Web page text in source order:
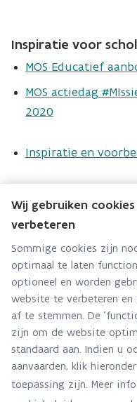
Bio-economie
SDG
Inspiratie voor
MOS Educatief
MOS actiedag
2020
Inspiratie en
Team Bio
Hebt u een vraag
Via contact
Alle
Adres
Stationsstraat 110
2800 Mechelen
Wij gebruiken
verbeteren
Sommige cookies zijn
optimaal te laten
optioneel en worden
website te verbeteren
af te stemmen. De
zijn om de website
standaard aan. Indien u
aanvaarden, klik
toepassing zijn. Meer